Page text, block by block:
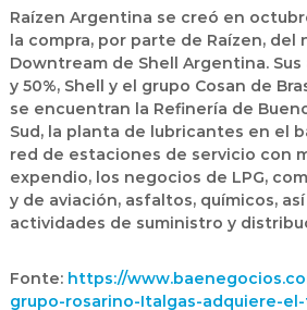
Raízen Argentina se creó en
la compra, por parte de Raízen, del
Downtream de Shell Argentina. Sus
y 50%, Shell y el grupo Cosan de
se encuentran la Refinería de
Sud, la planta de lubricantes en el
red de estaciones de servicio con
expendio, los negocios de LPG,
y de aviación, asfaltos, químicos,
actividades de suministro y
Fonte: https://
grupo-rosarino-Italgas-adquiere-